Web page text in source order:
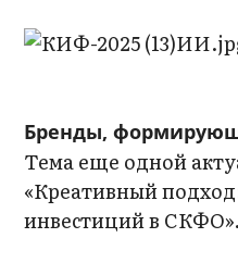
Бренды,
Тема еще одной
«Креативный
инвестиций в СКФО».